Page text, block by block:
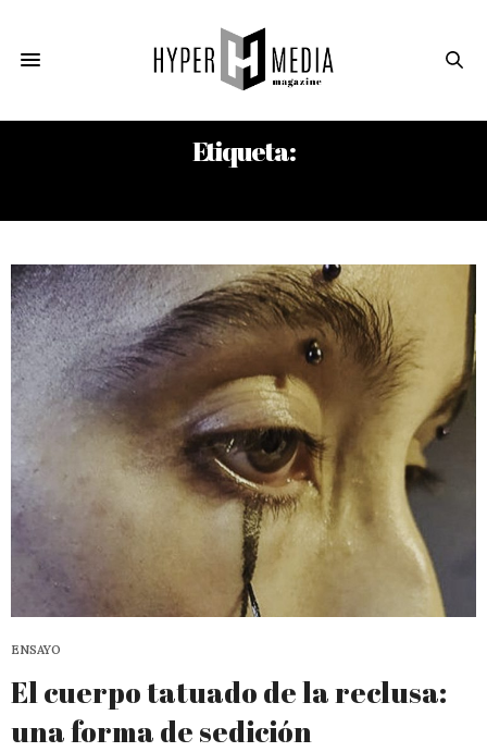
Etiqueta:
ENSAYO
El cuerpo tatuado de la reclusa:
una forma de sedición